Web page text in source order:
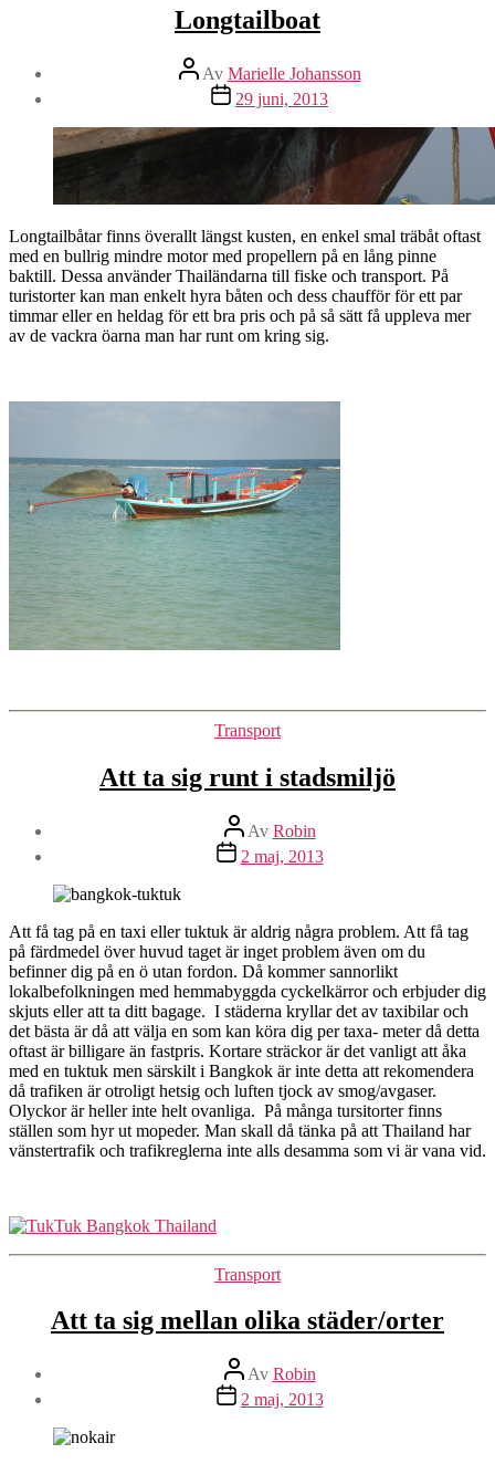
Longtailboat
Inläggsförfattare
Av Marielle Johansson
Inläggsdatum
29 juni, 2013
Longtailbåtar finns överallt längst kusten, en enkel smal träbåt oftast
med en bullrig mindre motor med propellern på en lång pinne
baktill. Dessa använder Thailändarna till fiske och transport. På
turistorter kan man enkelt hyra båten och dess chaufför för ett par
timmar eller en heldag för ett bra pris och på så sätt få uppleva mer
av de vackra öarna man har runt om kring sig.
Kategorier
Transport
Att ta sig runt i stadsmiljö
Inläggsförfattare
Av Robin
Inläggsdatum
2 maj, 2013
Att få tag på en taxi eller tuktuk är aldrig några problem. Att få tag
på färdmedel över huvud taget är inget problem även om du
befinner dig på en ö utan fordon. Då kommer sannorlikt
lokalbefolkningen med hemmabyggda cyckelkärror och erbjuder dig
skjuts eller att ta ditt bagage. I städerna kryllar det av taxibilar och
det bästa är då att välja en som kan köra dig per taxa- meter då detta
oftast är billigare än fastpris. Kortare sträckor är det vanligt att åka
med en tuktuk men särskilt i Bangkok är inte detta att rekomendera
då trafiken är otroligt hetsig och luften tjock av smog/avgaser.
Olyckor är heller inte helt ovanliga. På många tursitorter finns
ställen som hyr ut mopeder. Man skall då tänka på att Thailand har
vänstertrafik och trafikreglerna inte alls desamma som vi är vana vid.
Kategorier
Transport
Att ta sig mellan olika städer/orter
Inläggsförfattare
Av Robin
Inläggsdatum
2 maj, 2013